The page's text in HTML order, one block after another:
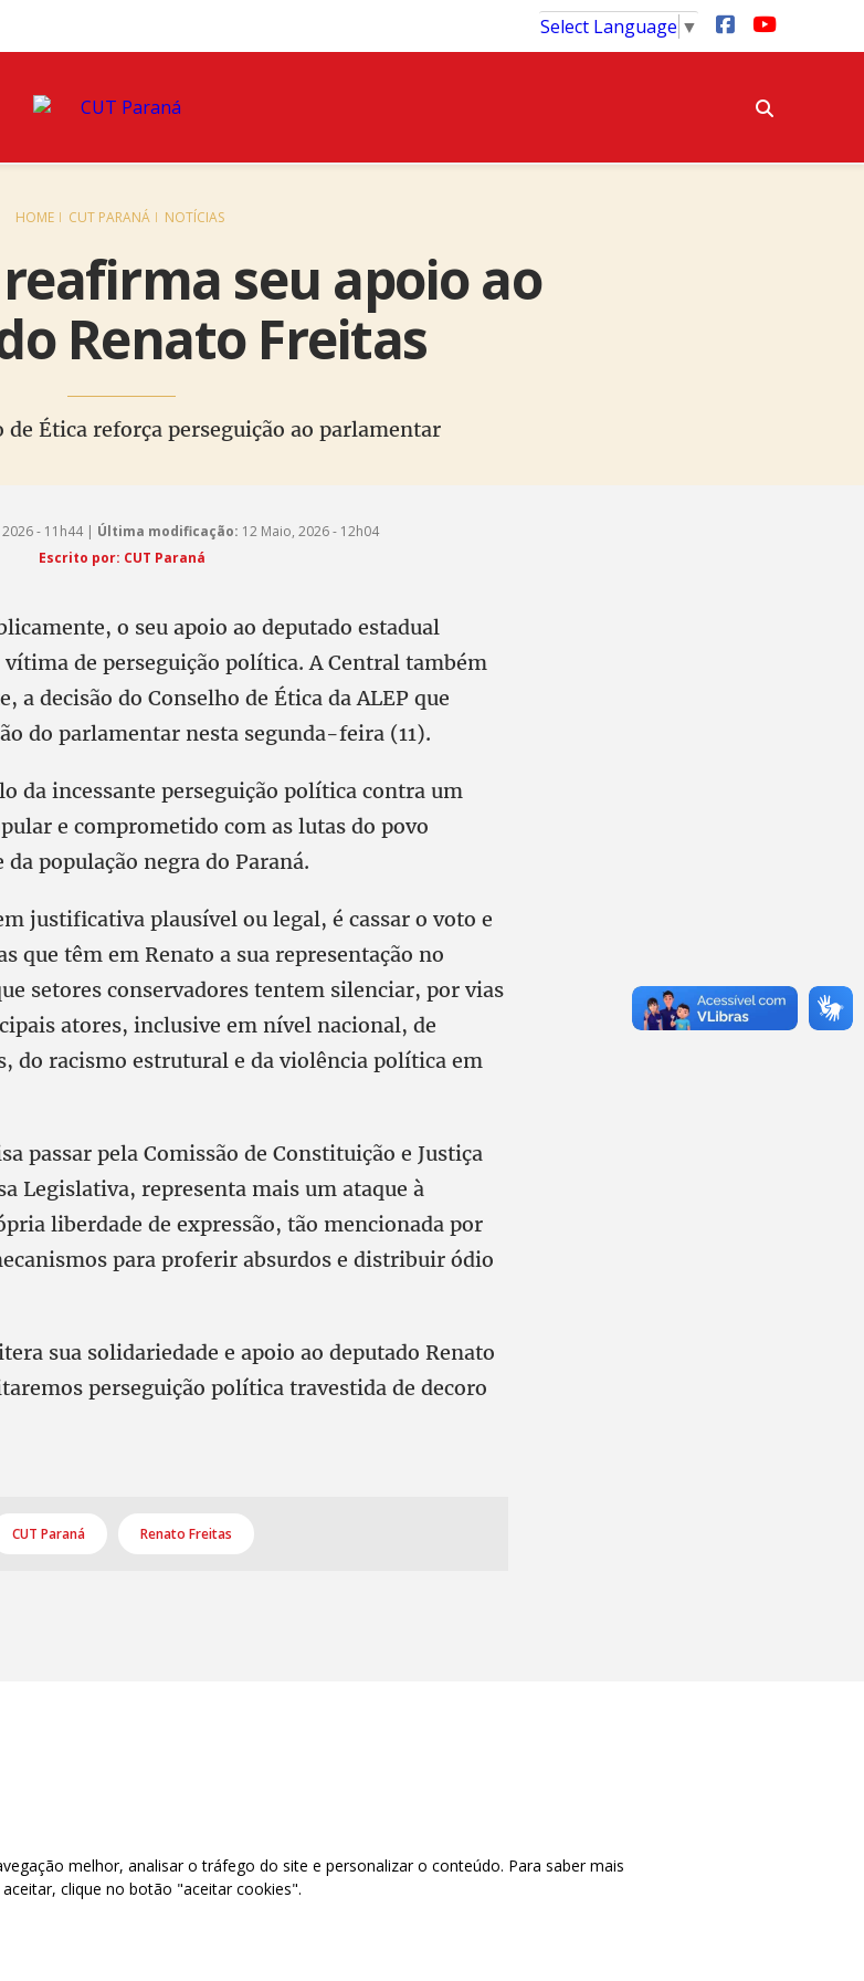
Select Language ▼
HOME CUT PARANÁ NOTÍCIAS
seu apoio ao
Renato Freitas
de Ética reforça perseguição ao parlamentar
- 11h44 | Última modificação: 12 Maio, 2026 - 12h04
Escrito por: CUT Paraná
o seu apoio ao deputado estadual
de perseguição política. A Central também
a decisão do Conselho de Ética da ALEP que
do parlamentar nesta segunda-feira (11).
da incessante perseguição política contra um
e comprometido com as lutas do povo
população negra do Paraná.
justificativa plausível ou legal, é cassar o voto e
que têm em Renato a sua representação no
setores conservadores tentem silenciar, por vias
atores, inclusive em nível nacional, de
do racismo estrutural e da violência política em
passar pela Comissão de Constituição e Justiça
Legislativa, representa mais um ataque à
liberdade de expressão, tão mencionada por
para proferir absurdos e distribuir ódio
sua solidariedade e apoio ao deputado Renato
perseguição política travestida de decoro
CUT Paraná Renato Freitas
melhor, analisar o tráfego do site e personalizar o conteúdo. Para saber mais
aceitar, clique no botão "aceitar cookies".